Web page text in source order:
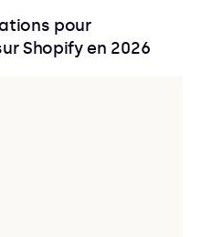
pour
Shopify en 2026